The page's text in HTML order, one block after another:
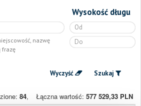
nazwę
frazę
Wysokość długu
Wyczyść Szukaj
84, Łączna wartość: 577 529,33 PLN